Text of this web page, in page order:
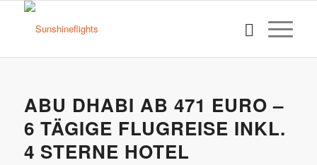
ABU DHABI AB 471 EURO –
6 TÄGIGE FLUGREISE INKL.
4 STERNE HOTEL